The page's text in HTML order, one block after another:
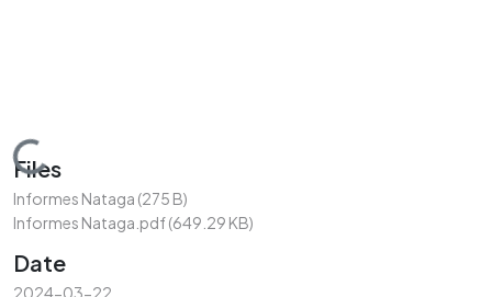
Loading...
Files
Informes Nataga (275 B)
Informes Nataga.pdf(649.29 KB)
Date
2024-03-22